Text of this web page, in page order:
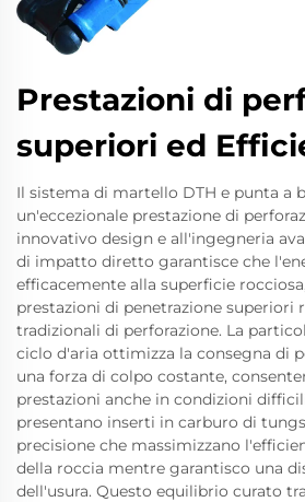
Prestazioni di
superiori ed
Il sistema di martello DTH e punta a
un'eccezionale prestazione di
innovativo design e all'ingegneria
di impatto diretto garantisce che
efficacemente alla superficie
prestazioni di penetrazione superiori
tradizionali di perforazione. La
ciclo d'aria ottimizza la consegna di
una forza di colpo costante,
prestazioni anche in condizioni
presentano inserti in carburo di
precisione che massimizzano
della roccia mentre garantisco una
dell'usura. Questo equilibrio curato